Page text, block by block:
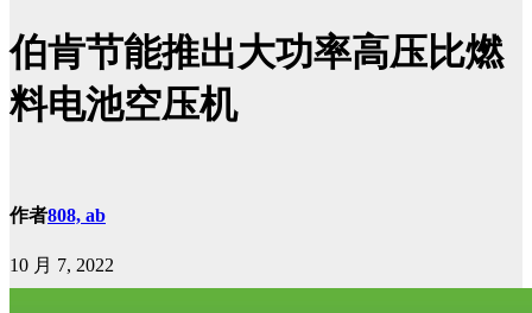
伯肯节能推出大功率高压比燃
料电池空压机
作者808, ab
10 月 7, 2022